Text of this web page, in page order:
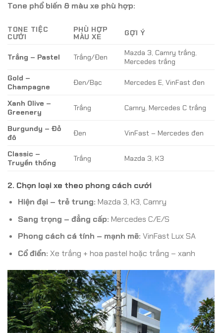
Tone phổ biến & màu xe phù hợp:
TONE TIỆC
CƯỚI
PHÙ HỢP
MÀU XE
GỢI Ý
Trắng – Pastel Trắng/Đen
Mazda 3, Camry trắng,
Mercedes trắng
Gold –
Champagne
Đen/Bạc Mercedes E, VinFast đen
Xanh Olive –
Greenery
Trắng Camry, Mercedes C trắng
Burgundy – Đỏ
đô
Đen VinFast – Mercedes đen
Classic –
Truyền thống
Trắng Mazda 3, K3
2. Chọn loại xe theo phong cách cưới
Hiện đại – trẻ trung: Mazda 3, K3, Camry
Sang trọng – đẳng cấp: Mercedes C/E/S
Phong cách cá tính – mạnh mẽ: VinFast Lux SA
Cổ điển: Xe trắng + hoa pastel hoặc trắng – xanh